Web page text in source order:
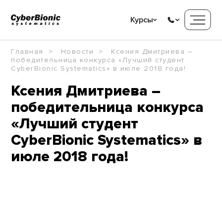
Курсы
Главная Новости
Ксения Дмитриева –
победительница конкурса «Лучший студент
CyberBionic Systematics» в июле 2018 года!
Ксения Дмитриева –
победительница конкурса
«Лучший студент
CyberBionic Systematics» в
июле 2018 года!